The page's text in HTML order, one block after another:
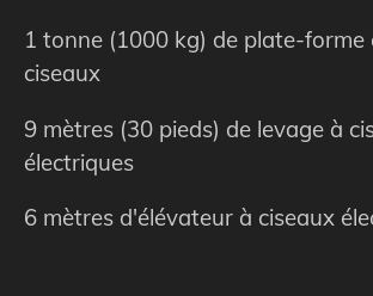
1 tonne (1000 kg) de plate-forme
ciseaux
9 mètres (30 pieds) de levage à
électriques
6 mètres d'élévateur à ciseaux